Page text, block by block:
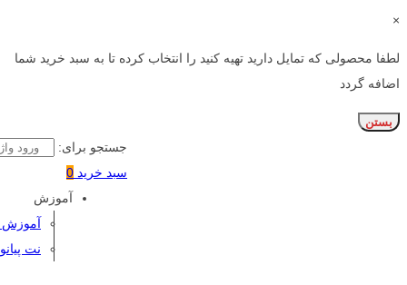
×
لطفا محصولی که تمایل دارید تهیه کنید را انتخاب کرده تا به سبد خرید شما
اضافه گردد
بستن
جستجو برای:
سبد خرید 0
آموزش
آموزش
نت پیانو